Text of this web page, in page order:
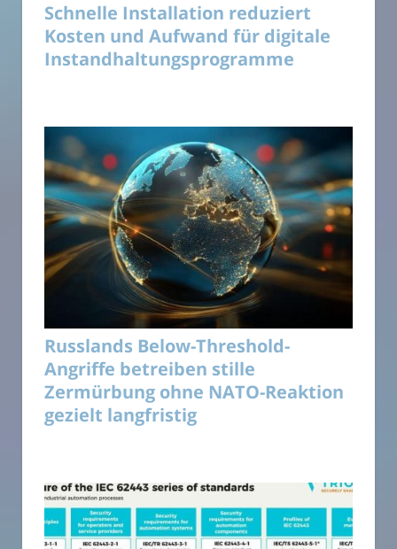
Schnelle Installation reduziert
Kosten und Aufwand für digitale
Instandhaltungsprogramme
Russlands Below-Threshold-
Angriffe betreiben stille
Zermürbung ohne NATO-Reaktion
gezielt langfristig